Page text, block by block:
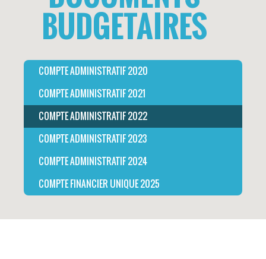
BUDGETAIRES
COMPTE ADMINISTRATIF 2020
COMPTE ADMINISTRATIF 2021
COMPTE ADMINISTRATIF 2022
COMPTE ADMINISTRATIF 2023
COMPTE ADMINISTRATIF 2024
COMPTE FINANCIER UNIQUE 2025